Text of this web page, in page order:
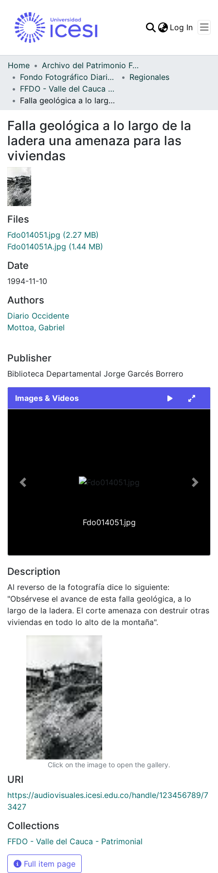
Statistics
Log In
Home
Archivo del Patrimonio Fotográfico y Fílmico del Valle del Cauca
Fondo Fotográfico Diario Occidente
Regionales
FFDO - Valle del Cauca - Patrimonial
Falla geológica a lo largo de la ladera una amenaza para las viviendas
Falla geológica a lo largo de la
ladera una amenaza para las
viviendas
Files
Fdo014051.jpg (2.27 MB)
Fdo014051A.jpg (1.44 MB)
Date
1994-11-10
Authors
Diario Occidente
Mottoa, Gabriel
Publisher
Biblioteca Departamental Jorge Garcés Borrero
Images & Videos
Fdo014051.jpg
Previous Next
Description
Al reverso de la fotografía dice lo siguiente:
"Obsérvese el avance de esta falla geológica, a lo
largo de la ladera. El corte amenaza con destruir otras
viviendas en todo lo alto de la montaña".
Click on the image to open the gallery.
URI
https://audiovisuales.icesi.edu.co/handle/123456789/7
3427
Collections
FFDO - Valle del Cauca - Patrimonial
Full item page